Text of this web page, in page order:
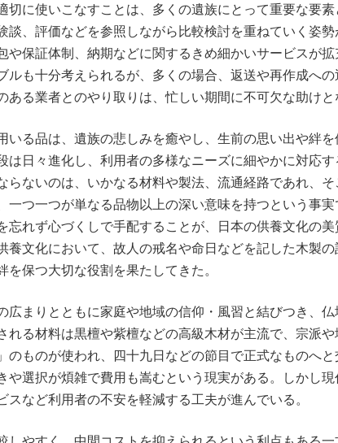
切に使いこなすことは、多くの遺族にとって重要な要
談、評価などを参照しながら比較検討を重ねていく姿
や保証体制、納期などに関するきめ細かいサービスが
ルも十分考えられるが、多くの場合、返送や再作成へ
ある業者とのやり取りは、忙しい期間に不可欠な助けと
いる品は、遺族の悲しみを癒やし、生前の思い出や絆
は日々進化し、利用者の多様なニーズに細やかに対応
らないのは、いかなる材料や製法、流通経路であれ、
一つ一つが単なる品物以上の深い意味を持つという事
忘れず心づくしで手配することが、日本の供養文化の
養文化において、故人の戒名や命日などを記した木製
を保つ大切な役割を果たしてきた。
広まりとともに家庭や地域の信仰・風習と結びつき、
れる材料は黒檀や紫檀などの高級木材が主流で、宗派
のものが使われ、四十九日などの節目で正式なものへ
や選択が煩雑で費用も嵩むという現実がある。しかし
スなど利用者の不安を軽減する工夫が進んでいる。